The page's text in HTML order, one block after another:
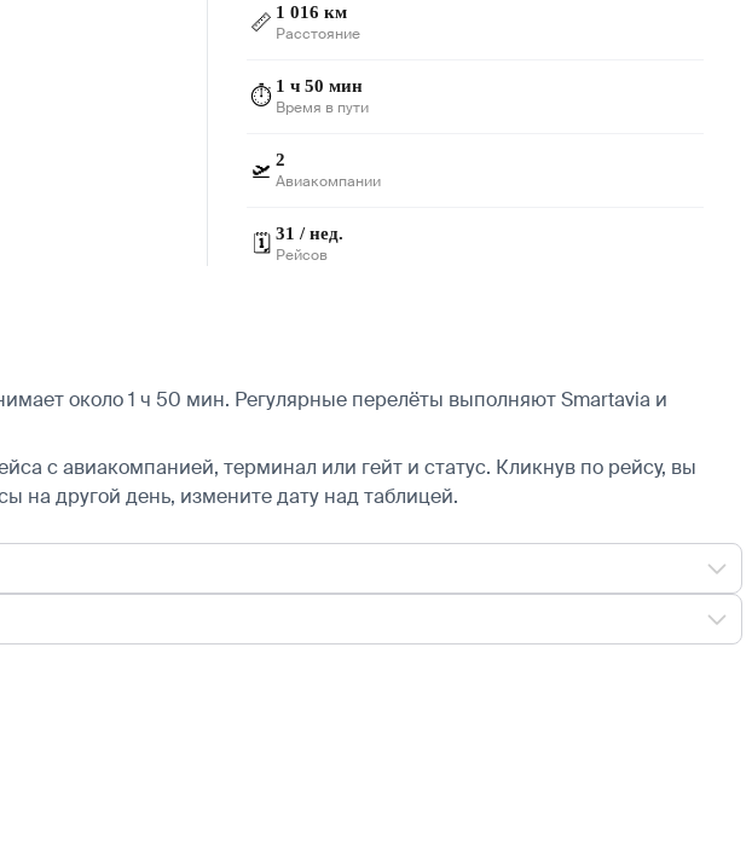
📏 1 016 км
Расстояние
⏱️ 1 ч 50 мин
Время в пути
🛫 2
Авиакомпании
🗓️ 31 / нед.
Рейсов
около 1 ч 50 мин. Регулярные перелёты выполняют Smartavia и
с авиакомпанией, терминал или гейт и статус. Кликнув по рейсу, вы
на другой день, измените дату над таблицей.